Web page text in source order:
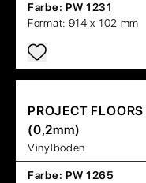
Farbe: PW 1231
Format: 914 x 102 mm
PROJECT FLOORS
(0,2mm)
Vinylboden
Farbe: PW 1265